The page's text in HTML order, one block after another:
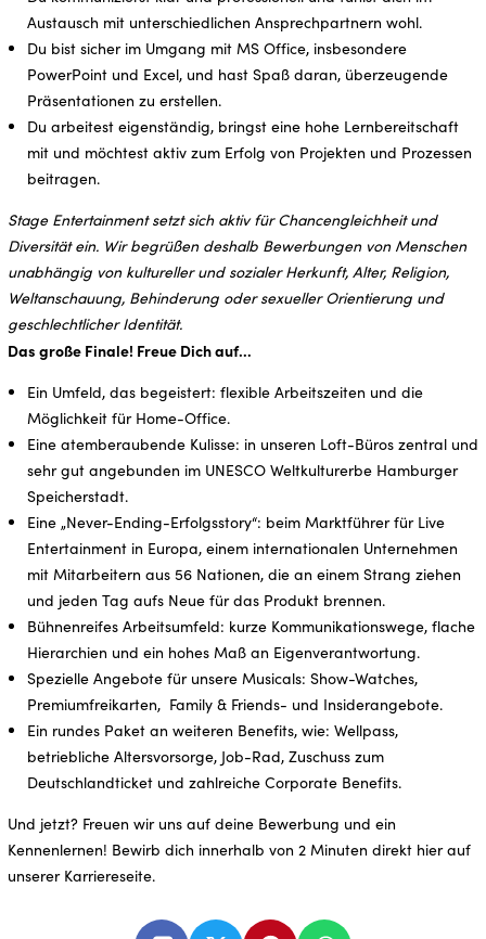
Austausch mit unterschiedlichen Ansprechpartnern wohl.
Du bist sicher im Umgang mit MS Office, insbesondere
PowerPoint und Excel, und hast Spaß daran, überzeugende
Präsentationen zu erstellen.
Du arbeitest eigenständig, bringst eine hohe Lernbereitschaft
mit und möchtest aktiv zum Erfolg von Projekten und Prozessen
beitragen.
Stage Entertainment setzt sich aktiv für Chancengleichheit und
Diversität ein. Wir begrüßen deshalb Bewerbungen von Menschen
unabhängig von kultureller und sozialer Herkunft, Alter, Religion,
Weltanschauung, Behinderung oder sexueller Orientierung und
geschlechtlicher Identität.
Das große Finale! Freue Dich auf…
Ein Umfeld, das begeistert: flexible Arbeitszeiten und die
Möglichkeit für Home-Office.
Eine atemberaubende Kulisse: in unseren Loft-Büros zentral und
sehr gut angebunden im UNESCO Weltkulturerbe Hamburger
Speicherstadt.
Eine „Never-Ending-Erfolgsstory“: beim Marktführer für Live
Entertainment in Europa, einem internationalen Unternehmen
mit Mitarbeitern aus 56 Nationen, die an einem Strang ziehen
und jeden Tag aufs Neue für das Produkt brennen.
Bühnenreifes Arbeitsumfeld: kurze Kommunikationswege, flache
Hierarchien und ein hohes Maß an Eigenverantwortung.
Spezielle Angebote für unsere Musicals: Show-Watches,
Premiumfreikarten, Family & Friends- und Insiderangebote.
Ein rundes Paket an weiteren Benefits, wie: Wellpass,
betriebliche Altersvorsorge, Job-Rad, Zuschuss zum
Deutschlandticket und zahlreiche Corporate Benefits.
Und jetzt? Freuen wir uns auf deine Bewerbung und ein
Kennenlernen! Bewirb dich innerhalb von 2 Minuten direkt hier auf
unserer Karriereseite.